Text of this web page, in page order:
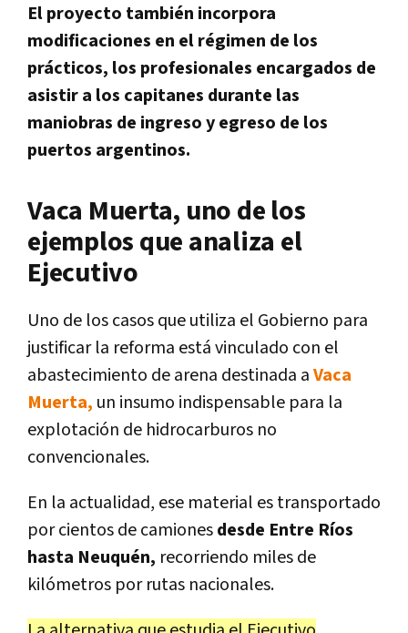
El proyecto también incorpora
modificaciones en el régimen de los
prácticos, los profesionales encargados de
asistir a los capitanes durante las
maniobras de ingreso y egreso de los
puertos argentinos.
Vaca Muerta, uno de los
ejemplos que analiza el
Ejecutivo
Uno de los casos que utiliza el Gobierno para
justificar la reforma está vinculado con el
abastecimiento de arena destinada aVaca
Muerta, un insumo indispensable para la
explotación de hidrocarburos no
convencionales.
En la actualidad, ese material es transportado
por cientos de camionesdesde Entre Ríos
hasta Neuquén, recorriendo miles de
kilómetros por rutas nacionales.